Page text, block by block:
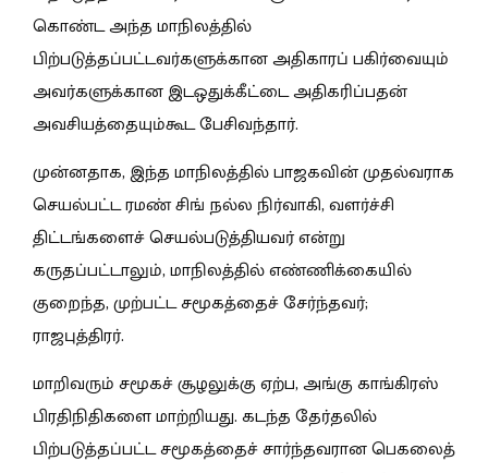
கொண்ட அந்த மாநிலத்தில்
பிற்படுத்தப்பட்டவர்களுக்கான அதிகாரப் பகிர்வையும்
அவர்களுக்கான இடஒதுக்கீட்டை அதிகரிப்பதன்
அவசியத்தையும்கூட பேசிவந்தார்.
முன்னதாக, இந்த மாநிலத்தில் பாஜகவின் முதல்வராக
செயல்பட்ட ரமண் சிங் நல்ல நிர்வாகி, வளர்ச்சி
திட்டங்களைச் செயல்படுத்தியவர் என்று
கருதப்பட்டாலும், மாநிலத்தில் எண்ணிக்கையில்
குறைந்த, முற்பட்ட சமூகத்தைச் சேர்ந்தவர்;
ராஜபுத்திரர்.
மாறிவரும் சமூகச் சூழலுக்கு ஏற்ப, அங்கு காங்கிரஸ்
பிரதிநிதிகளை மாற்றியது. கடந்த தேர்தலில்
பிற்படுத்தப்பட்ட சமூகத்தைச் சார்ந்தவரான பெகலைத்